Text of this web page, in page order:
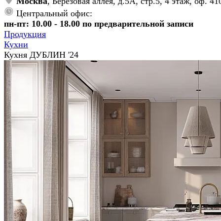
Центральный офис:
пн-пт: 10.00 - 18.00 по предварительной записи
Продукция
Кухни
Кухня ДУБЛИН '24